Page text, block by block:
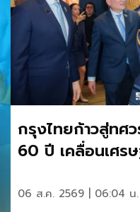
กรุงไทยก้าวสู่ทศ
60 ปี เคลื่อนเศร
06 ส.ค. 2569 | 06:04 น.